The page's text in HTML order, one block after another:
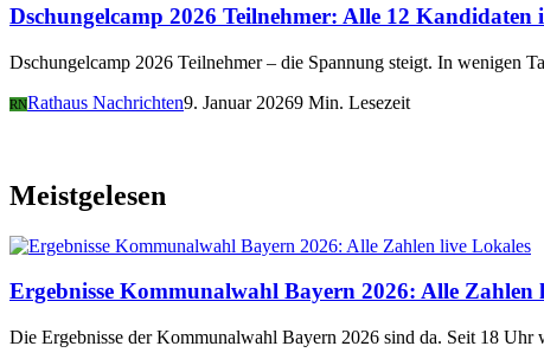
Dschungelcamp 2026 Teilnehmer: Alle 12 Kandidaten
Dschungelcamp 2026 Teilnehmer – die Spannung steigt. In wenigen
RNRathaus Nachrichten9. Januar 20269 Min. Lesezeit
Meistgelesen
Lokales
Ergebnisse Kommunalwahl Bayern 2026: Alle Zahlen
Die Ergebnisse der Kommunalwahl Bayern 2026 sind da. Seit 18